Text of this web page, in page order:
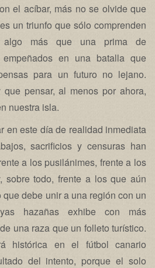
el acíbar, más no se olvide que
un triunfo que sólo comprenden
más que una prima de
empeñados en una batalla que
para un futuro no lejano.
pensar, al menos por ahora,
nuestra isla.
en este día de realidad inmediata
sacrificios y censuras han
a los pusilánimes, frente a los
sobre todo, frente a los que aún
debe unir a una región con un
hazañas exhibe con más
una raza que un folleto turístico.
histórica en el fútbol canario
del intento, porque el solo